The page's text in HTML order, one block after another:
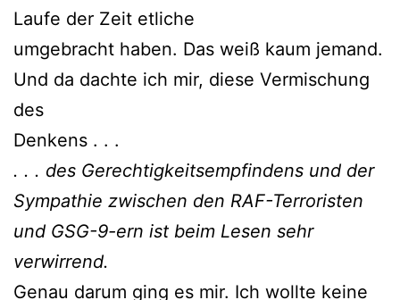
Laufe der Zeit etliche
umgebracht haben. Das weiß kaum jemand.
Und da dachte ich mir, diese Vermischung
des
Denkens . . .
. . . des Gerechtigkeitsempfindens und der
Sympathie zwischen den RAF-Terroristen
und GSG-9-ern ist beim Lesen sehr
verwirrend.
Genau darum ging es mir. Ich wollte keine